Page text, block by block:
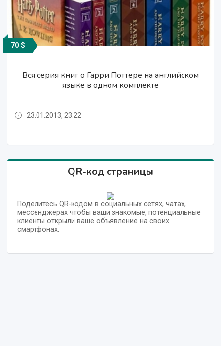
70 $
Вся серия книг о Гарри Поттере на английском
языке в одном комплекте
70 $
Вся серия книг о Гарри Поттере на английском
языке в одном комплекте
70 $
Вся серия книг о Гарри Поттере на английском
языке в одном комплекте
23.01.2013, 23:22
QR-код страницы
Поделитесь QR-кодом в социальных сетях, чатах,
мессенджерах чтобы ваши знакомые, потенциальные
клиенты открыли ваше объявление на своих
смартфонах.